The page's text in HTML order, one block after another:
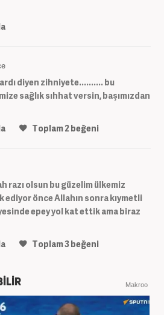
diyen zihniyete.......... bu
sağlık sıhhat versin, başımızdan
Toplam2beğeni
razı olsun bu güzelim ülkemiz
ediyor önce Allahın sonra kıymetli
epey yol kat ettik ama biraz
Toplam3beğeni
Makroo